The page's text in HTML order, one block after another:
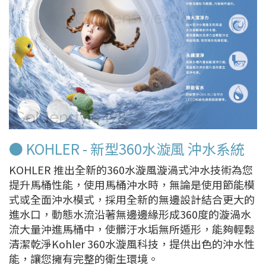
● KOHLER - 新型360水漩風 沖水系統
KOHLER 推出全新的360水漩風漩渦式沖水技術為您
提升馬桶性能，使用馬桶沖水時，無論是使用節能模
式或全面沖水模式，採用全新的無邊設計結合更大的
進水口，動態水流沿著無邊邊緣形成360度的漩渦水
流大量沖進馬桶中，使髒汙水垢無所遁形，能夠輕鬆
清潔乾淨Kohler 360水漩風科技，提供出色的沖水性
能，讓您擁有完整的衛生環境。